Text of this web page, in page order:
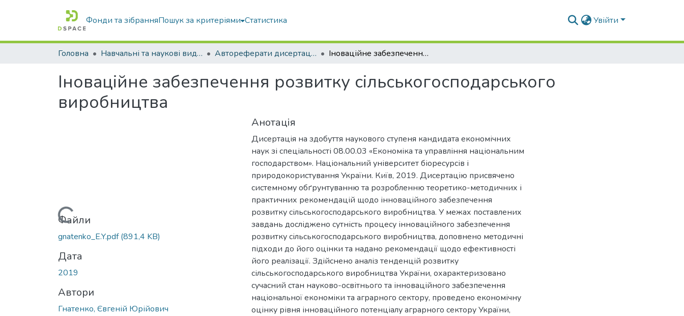
Фонди та зібранняПошук за критеріями Статистика Увійти
Головна Навчальні та наукові видання Автореферати дисертацій та дисертації Іноваційне забезпечення розвитку сільськогосподарського виробництва
Іноваційне забезпечення розвитку сільськогосподарського
виробництва
Вантажиться...Файли
gnatenko_E.Y.pdf(891,4 KB)
Дата
2019
Автори
Гнатенко, Євгеній Юрійович
Анотація
Дисертація на здобуття наукового ступеня кандидата економічних
наук зі спеціальності 08.00.03 «Економіка та управління національним
господарством». Національний університет біоресурсів і
природокористування України. Київ, 2019. Дисертацію присвячено
системному обґрунтуванню та розробленню теоретико-методичних і
практичних рекомендацій щодо інноваційного забезпечення
розвитку сільськогосподарського виробництва. У межах поставлених
завдань досліджено сутність процесу інноваційного забезпечення
розвитку сільськогосподарського виробництва, доповнено методичні
підходи до його оцінки та надано рекомендації щодо ефективності
його реалізації. Здійснено аналіз тенденцій розвитку
сільськогосподарського виробництва України, охарактеризовано
сучасний стан науково-освітнього та інноваційного забезпечення
національної економіки та аграрного сектору, проведено економічну
оцінку рівня інноваційного потенціалу аграрного сектору України,